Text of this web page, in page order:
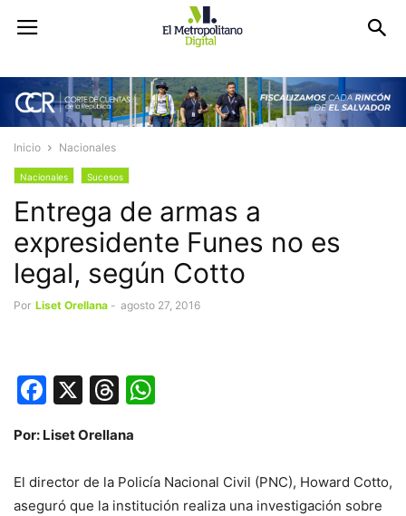
Inicio Nacionales
Nacionales Sucesos
Entrega de armas a
expresidente Funes no es
legal, según Cotto
Por Liset Orellana - agosto 27, 2016
Facebook
X Threads
Por: Liset Orellana
El director de la Policía Nacional Civil (PNC), Howard Cotto,
aseguró que la institución realiza una investigación sobre